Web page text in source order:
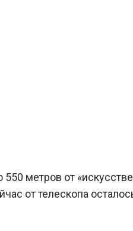
550 метров от
от телескопа